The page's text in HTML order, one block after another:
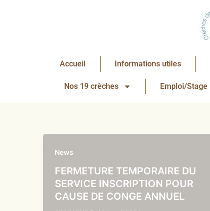
Accueil Informations utiles
Nos 19 crèches Emploi/Stage
News
FERMETURE TEMPORAIRE DU
SERVICE INSCRIPTION POUR
CAUSE DE CONGE ANNUEL